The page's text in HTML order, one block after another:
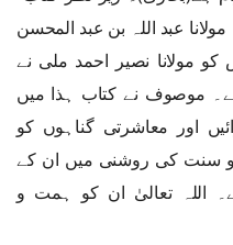
عبد اللہ بن عبد المحسن
مولانا نصیر احمد ملی نے
موصوف نے کتاب ہذا میں
اور معاشرتی گناہوں کو
و سنت کی روشنی میں ان کے
اللہ تعالیٰ ان کو ہمت و